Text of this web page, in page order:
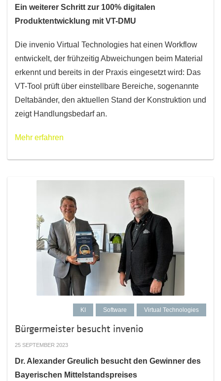
Ein weiterer Schritt zur 100% digitalen
Produktentwicklung mit VT-DMU
Die invenio Virtual Technologies hat einen Workflow
entwickelt, der frühzeitig Abweichungen beim Material
erkennt und bereits in der Praxis eingesetzt wird: Das
VT-Tool prüft über einstellbare Bereiche, sogenannte
Deltabänder, den aktuellen Stand der Konstruktion und
zeigt Handlungsbedarf an.
Mehr erfahren
KI Software Virtual Technologies
Bürgermeister besucht invenio
25 SEPTEMBER 2023
Dr. Alexander Greulich besucht den Gewinner des
Bayerischen Mittelstandspreises